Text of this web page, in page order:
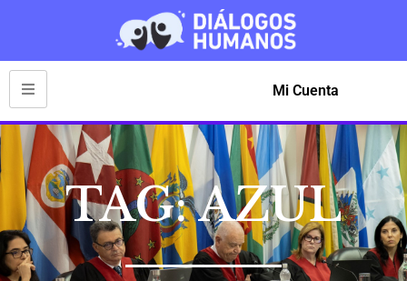
Mi Cuenta
TAG: AZUL